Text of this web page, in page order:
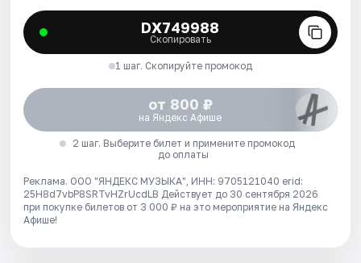
DX749988
Скопировать
1 шаг. Скопируйте промокод
от 800 ₽
на Яндекс Афише
2 шаг. Выберите билет и примените промокод
до оплаты
Реклама. ООО "ЯНДЕКС МУЗЫКА", ИНН: 9705121040 erid:
25H8d7vbP8SRTvHZrUcdLB Действует до 30 сентября 2026
при покупке билетов от 3 000 ₽ на это мероприятие на Яндекс
Афише!